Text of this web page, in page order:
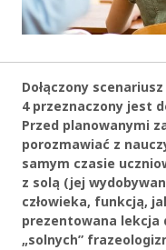
Dołączony
4 przeznaczony jest
Przed planowanymi
porozmawiać z
samym czasie
z solą (jej
człowieka, funkcją,
prezentowana lekcja
„solnych”